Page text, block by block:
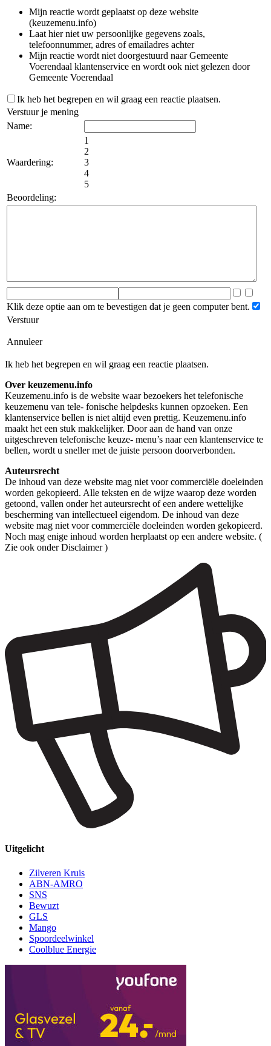
Mijn reactie wordt geplaatst op deze website
(keuzemenu.info)
Laat hier niet uw persoonlijke gegevens zoals,
telefoonnummer, adres of emailadres achter
Mijn reactie wordt niet doorgestuurd naar Gemeente
Voerendaal klantenservice en wordt ook niet gelezen door
Gemeente Voerendaal
Ik heb het begrepen en wil graag een reactie plaatsen.
Verstuur je mening
Name:
Waardering:
1
2
3
4
5
Beoordeling:
Klik deze optie aan om te bevestigen dat je geen computer bent.
Verstuur
Annuleer
Ik heb het begrepen en wil graag een reactie plaatsen.
Over keuzemenu.info
Keuzemenu.info is de website waar bezoekers het telefonische
keuzemenu van tele- fonische helpdesks kunnen opzoeken. Een
klantenservice bellen is niet altijd even prettig. Keuzemenu.info
maakt het een stuk makkelijker. Door aan de hand van onze
uitgeschreven telefonische keuze- menu’s naar een klantenservice te
bellen, wordt u sneller met de juiste persoon doorverbonden.
Auteursrecht
De inhoud van deze website mag niet voor commerciële doeleinden
worden gekopieerd. Alle teksten en de wijze waarop deze worden
getoond, vallen onder het auteursrecht of een andere wettelijke
bescherming van intellectueel eigendom. De inhoud van deze
website mag niet voor commerciële doeleinden worden gekopieerd.
Noch mag enige inhoud worden herplaatst op een andere website. (
Zie ook onder Disclaimer )
Uitgelicht
Zilveren Kruis
ABN-AMRO
SNS
Bewuzt
GLS
Mango
Spoordeelwinkel
Coolblue Energie